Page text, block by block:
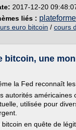
2017-12-20
liés :
euro bitcoin / cours
bitcoin, une
la Fed reconnaît
autorités américaines
utilisée pour
bitcoin en quête de